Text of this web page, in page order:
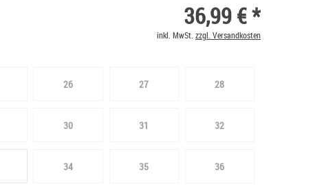
36,99 € *
inkl. MwSt. zzgl. Versandkosten
26 27 28
30 31 32
34 35 36